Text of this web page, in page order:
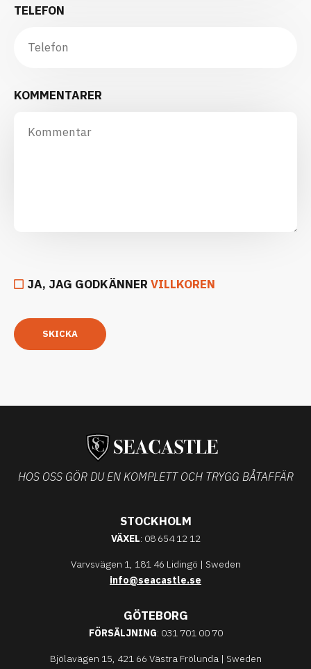
TELEFON
KOMMENTARER
JA, JAG GODKÄNNER VILLKOREN
SKICKA
HOS OSS GÖR DU EN KOMPLETT OCH TRYGG BÅTAFFÄR
STOCKHOLM
VÄXEL: 08 654 12 12
Varvsvägen 1, 181 46 Lidingö | Sweden
info@seacastle.se
GÖTEBORG
FÖRSÄLJNING: 031 701 00 70
Bjölavägen 15, 421 66 Västra Frölunda | Sweden